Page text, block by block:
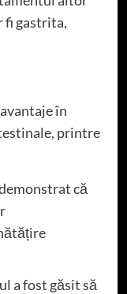
fi gastrita,
în
printre
că
a fost găsit să